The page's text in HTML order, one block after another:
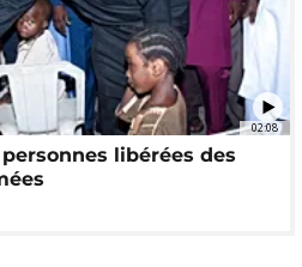
02:08
libérées des